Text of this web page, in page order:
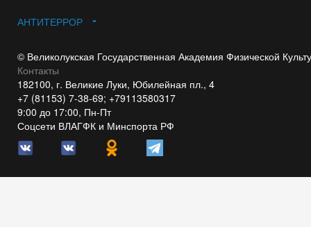
АНТИТЕРРОР
© Великолукская Государственная Академия Физической
Контакты
182100, г. Великие Луки, Юбилейная пл., 4
+7 (81153) 7-38-69; +79113580317
9:00 до 17:00, Пн-Пт
Соцсети ВЛАГФК и Минспорта РФ